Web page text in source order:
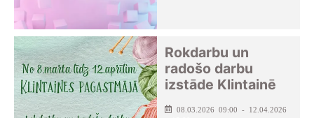
Rokdarbu un
radošo darbu
izstāde Klintainē
08.03.2026 09:00 - 12.04.2026